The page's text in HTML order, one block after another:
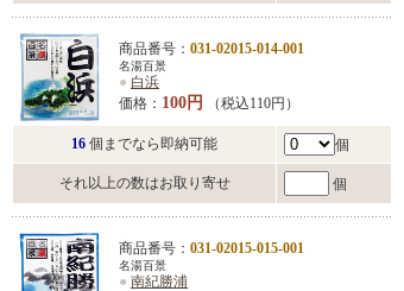
商品番号： 031-02015-014-001
名湯百景
● 白浜
価格： 100円 （税込110円）
16 個までなら即納可能 個
それ以上の数はお取り寄せ 個
商品番号： 031-02015-015-001
名湯百景
● 南紀勝浦